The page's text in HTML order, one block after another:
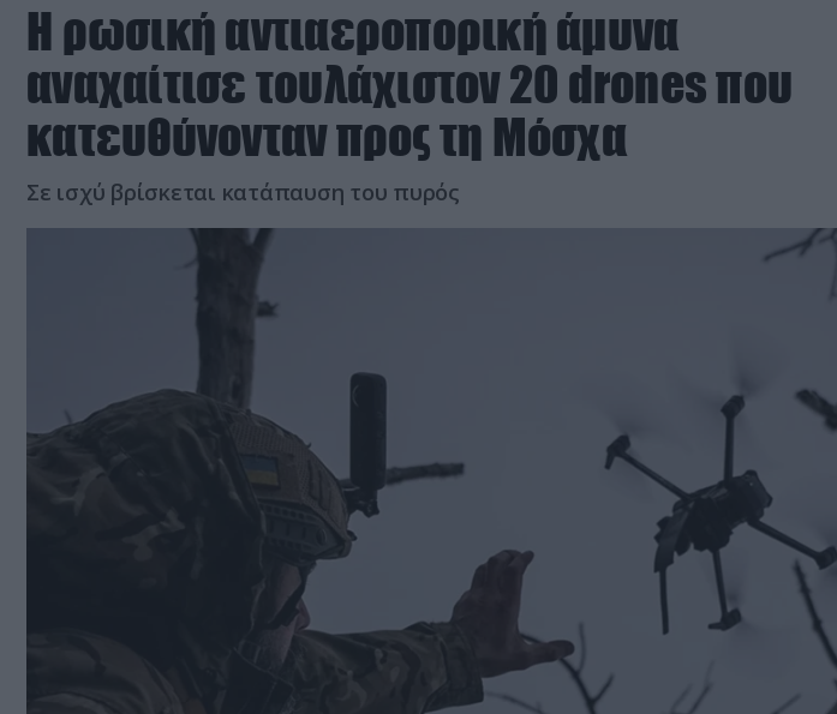
Η ρωσική αντιαεροπορική άμυνα
αναχαίτισε τουλάχιστον 20 drones που
κατευθύνονταν προς τη Μόσχα
Σε ισχύ βρίσκεται κατάπαυση του πυρός